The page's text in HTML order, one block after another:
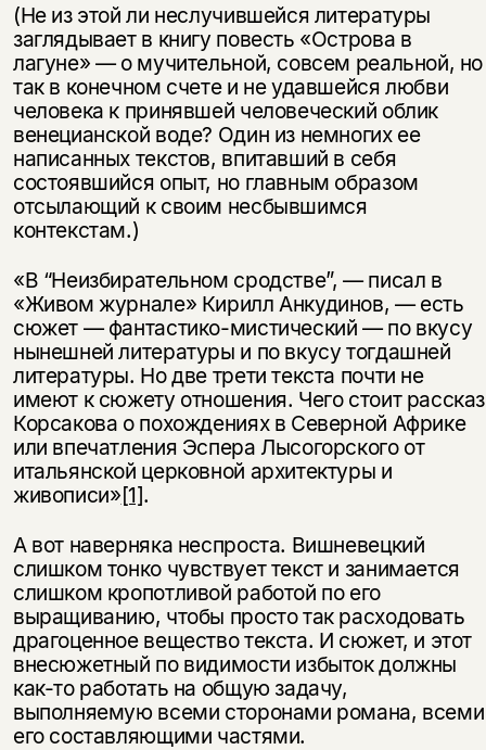
(Не из этой ли неслучившейся литературы
заглядывает в книгу повесть «Острова в
лагуне» — о мучительной, совсем реальной, но
так в конечном счете и не удавшейся любви
человека к принявшей человеческий облик
венецианской воде? Один из немногих ее
написанных текстов, впитавший в себя
состоявшийся опыт, но главным образом
отсылающий к своим несбывшимся
контекстам.)
«В “Неизбирательном сродстве”, — писал в
«Живом журнале» Кирилл Анкудинов, — есть
сюжет — фантастико-мистический — по вкусу
нынешней литературы и по вкусу тогдашней
литературы. Но две трети текста почти не
имеют к сюжету отношения. Чего стоит рассказ
Корсакова о похождениях в Северной Африке
или впечатления Эспера Лысогорского от
итальянской церковной архитектуры и
живописи»[1].
А вот наверняка неспроста. Вишневецкий
слишком тонко чувствует текст и занимается
слишком кропотливой работой по его
выращиванию, чтобы просто так расходовать
драгоценное вещество текста. И сюжет, и этот
внесюжетный по видимости избыток должны
как-то работать на общую задачу,
выполняемую всеми сторонами романа, всеми
его составляющими частями.